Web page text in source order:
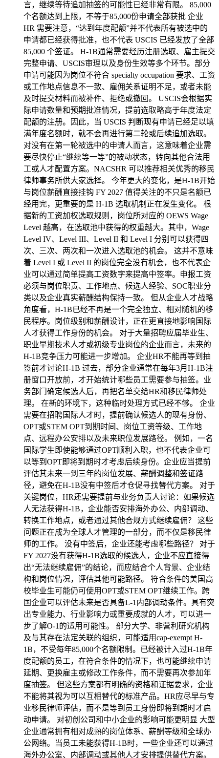
言，继续等待追加抽签的可能性已经非常有限。 85,000
个名额达到上限，不等于85,000份申请全部获批 企业
HR 需要注意，“达到年度配额”并不代表所有被选中的
申请都已经获得批准，也不代表 USCIS 已经发放了全部
85,000 个签证。 H-1B通常需要经历注册选取、雇主提交
完整申请、USCIS审理以及身份生效等多个环节。部分
申请可能因为岗位不符合 specialty occupation 要求、工资
或工作地点信息不一致、雇佣关系证明不足，或者未能
及时提交材料而被补件、拒绝或撤回。 USCIS会根据实
际申请数量和预期批准情况，提前选取略高于年度法定
配额的注册。因此，当 USCIS 判断现有申请已经足以填
满年度名额时，就不会再进行第二轮或后续追加选取。
对没有在第一轮被选中的申请人而言，这意味着企业需
要尽快停止“继续等一等”的被动状态，转向其他合法用
工或人才配置方案。NACSHR 可以推荐相关优秀的移民
律师事务所供大家选择。 今年更大的变化，是H-1B开始
与岗位薪酬直接挂钩 FY 2027 值得关注的不只是名额已
经用完，更重要的是 H-1B 选取机制正在发生变化。 根
据新的工资加权选取规则，岗位所对应的 OEWS Wage
Level 越高，在选取池中获得的权重越大。其中，Wage
Level IV、Level III、Level II 和 Level I 分别可以获得四
次、三次、两次和一次进入选取池的机会。 这并不意味
着 Level I 或 Level II 的岗位完全没有机会，也不代表企
业可以通过简单提高工资数字来提高中签率。申报工资
必须与岗位职责、工作地点、候选人经验、SOC职业分
类以及企业真实薪酬结构保持一致。 但从企业人才战略
角度看，H-1B已经不再是一个完全独立、相对随机的移
民程序。岗位级别和薪酬设计，正在更直接地影响国际
人才获得工作身份的机会。 对于大量招聘应届毕业生、
职业早期技术人才或初级专业岗位的企业而言，未来的
H-1B竞争压力可能进一步增加。 企业HR不能再等到抽
签前才讨论H-1B 过去，部分企业通常在每年3月H-1B注
册窗口开放前，才开始统计哪些员工需要参与抽签。业
务部门确定候选人后，再把名单交给HR和移民律师处
理。 在新的环境下，这种临时处理方式已经不够。 企业
需要在招聘国际人才时，提前确认候选人的现有身份、
OPT或STEM OPT到期时间、岗位工资等级、工作地
点、远程办公安排以及未来职位发展路径。 例如，一名
国际学生即使能够通过OPT顺利入职，也不代表企业可
以等到OPT即将到期时才考虑后续身份。企业应当提前
评估其未来一到三年的岗位发展、薪酬调整和签证路
径，避免在H-1B没有中签后才仓促寻找替代方案。 对于
关键岗位，HR还需要提前与业务负责人讨论：如果候选
人无法获得H-1B，企业能否安排海外办公、内部调动、
转换工作地点，或者通过其他合规方式继续雇佣？ 这些
问题正在成为全球人才管理的一部分，而不仅是移民律
师的工作。 没有中签后，企业还能考虑哪些路径？ 对于
FY 2027没有获得H-1B选取的候选人，企业不应直接得
出“无法继续雇佣”的结论，而应结合个人背景、企业结
构和岗位情况，评估其他可能路径。 符合条件的美国高
校毕业生可能仍可使用OPT或STEM OPT继续工作。跨
国企业可以评估未来是否具备L-1内部调动条件。具有突
出专业能力、行业影响力或重要成就的人才，可以进一
步了解O-1的适用可能性。 部分大学、非营利研究机构
及与其存在法定关联的组织，可能适用cap-exempt H-
1B，不受每年85,000个名额限制。已经被计入过H-1B年
度配额的员工，在符合条件的情况下，也可能继续申请
延期、更换雇主或修改工作条件，而不需要再次参加年
度抽签。 但这些方案都有明确的资格和证据要求，企业
不能将其视为可以互相替代的标准产品。HR应尽早与专
业移民律师评估，而不是等到员工身份即将到期时才启
动申请。 对初创公司和中小企业的影响可能更明显 大型
企业通常拥有相对成熟的岗位体系、薪酬等级和全球办
公网络。当员工未能获得H-1B时，一些企业还可以通过
海外办公室、内部调动或其他人才安排提供替代方案。